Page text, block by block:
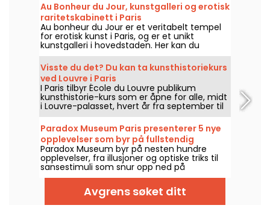
Au Bonheur du Jour, kunstgalleri og erotisk
raritetskabinett i Paris
Au bonheur du Jour er et veritabelt tempel
for erotisk kunst i Paris, og er et unikt
kunstgalleri i hovedstaden. Her kan du
oppdage verk som fremhever skjønnheten i
den mannlige og kvinnelige kroppen
gjennom visjonene til kunstnere fra 1800- og
1900-tallet, i tillegg til noen mer moderne
klumper.
Visste du det? Du kan ta kunsthistoriekurs
ved Louvre i Paris
I Paris tilbyr École du Louvre publikum
kunsthistorie-kurs som er åpne for alle, midt
i Louvre-palasset, hvert år fra september til
juni. Museet arrangerer også gratis foredrag
av og til. En sikker vei til å bli skikkelig
oppdatert på kunsthistorie!
Paradox Museum Paris presenterer 5 nye
opplevelser som byr på fullstendig
oppslukende inntrykk, i tillegg til Café
Hans & Gretel
Paradox Museum byr på nesten hundre
opplevelser, fra illusjoner og optiske triks til
sansestimuli som snur opp ned på
oppfatningen, rett i hjertet av Paris. Du
kommer til å elske å bli lurt, og ta
surrealistiske bilder i fotohjørnet. Fem nye,
immersive opplevelser har blitt lagt til
Avgrens søket ditt